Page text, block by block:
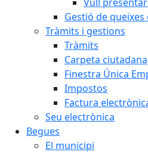
Gestió de
Tràmits i gestions
Tràmits
Carpeta ciutadana
Finestra Única
Impostos
Factura
Seu electrònica
Begues
El municipi